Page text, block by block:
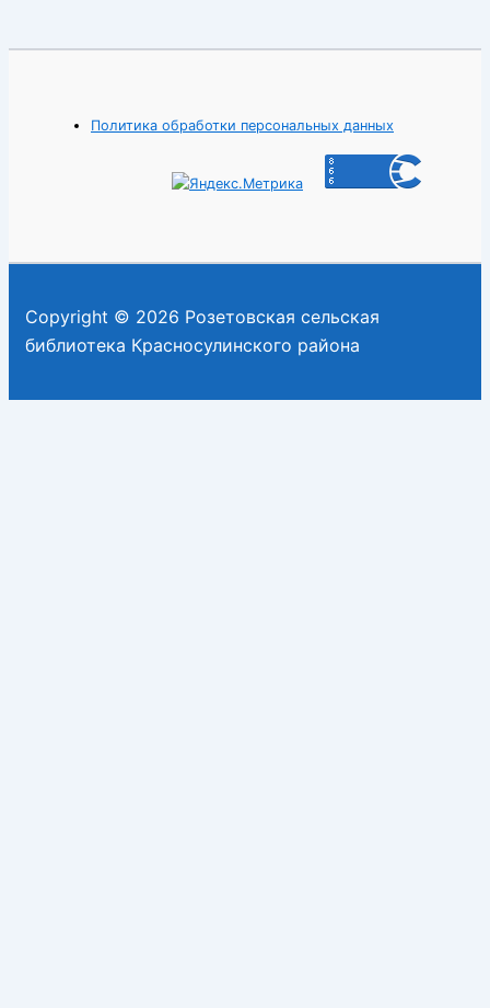
Политика обработки персональных данных
Copyright © 2026 Розетовская сельская
библиотека Красносулинского района